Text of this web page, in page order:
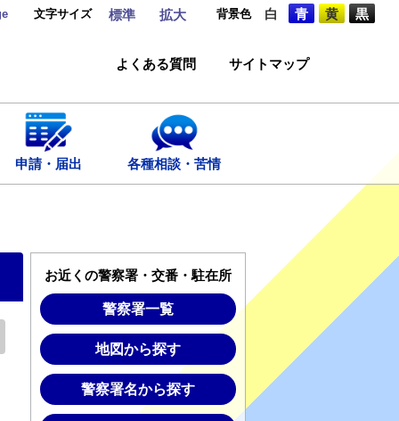
文字サイズ 標準 拡大 背景色 白 青 黄 黒
よくある質問 サイトマップ
申請・届出 各種相談・苦情
お近くの警察署・交番・駐在所
警察署一覧
地図から探す
警察署名から探す